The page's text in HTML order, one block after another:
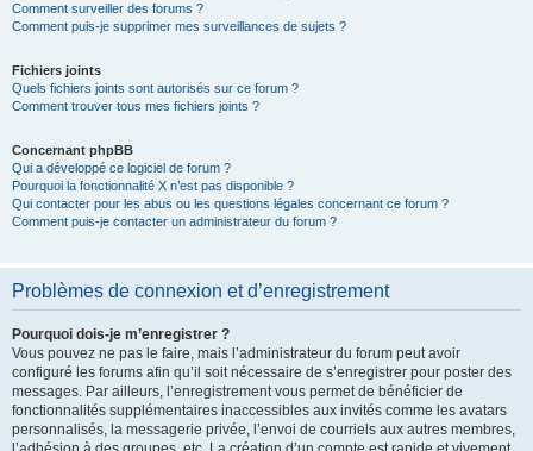
Comment surveiller des forums ?
Comment puis-je supprimer mes surveillances de sujets ?
Fichiers joints
Quels fichiers joints sont autorisés sur ce forum ?
Comment trouver tous mes fichiers joints ?
Concernant phpBB
Qui a développé ce logiciel de forum ?
Pourquoi la fonctionnalité X n’est pas disponible ?
Qui contacter pour les abus ou les questions légales concernant ce forum ?
Comment puis-je contacter un administrateur du forum ?
Problèmes de connexion et d’enregistrement
Pourquoi dois-je m’enregistrer ?
Vous pouvez ne pas le faire, mais l’administrateur du forum peut avoir
configuré les forums afin qu’il soit nécessaire de s’enregistrer pour poster des
messages. Par ailleurs, l’enregistrement vous permet de bénéficier de
fonctionnalités supplémentaires inaccessibles aux invités comme les avatars
personnalisés, la messagerie privée, l’envoi de courriels aux autres membres,